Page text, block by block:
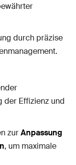
durch präzise
der Effizienz und
zurAnpassung
, um maximale